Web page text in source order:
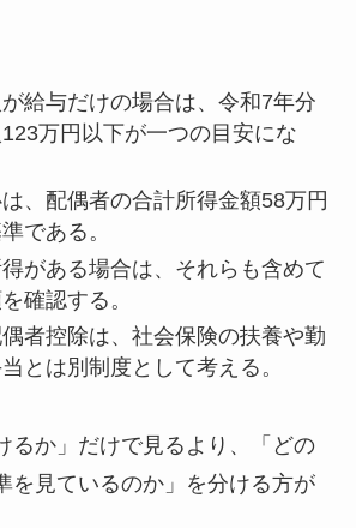
給与だけの場合は、令和7年分
万円以下が一つの目安にな
、配偶者の合計所得金額58万円
である。
がある場合は、それらも含めて
確認する。
者控除は、社会保険の扶養や勤
とは別制度として考える。
るか」だけで見るより、「どの
を見ているのか」を分ける方が